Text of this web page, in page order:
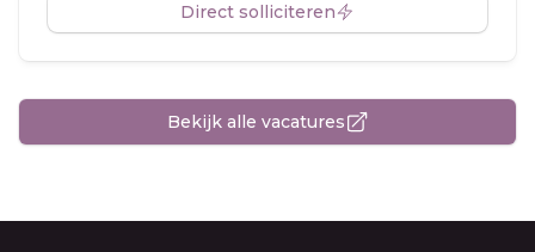
Direct solliciteren
Bekijk alle vacatures